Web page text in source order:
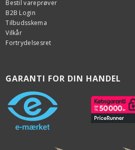
Bestil vareprøver
B2B Login
Tilbudsskema
Vilkår
Fortrydelsesret
GARANTI FOR DIN HANDEL